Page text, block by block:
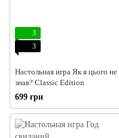
3
3
Настольная игра Як я цього не
знав? Classic Edition
699 грн